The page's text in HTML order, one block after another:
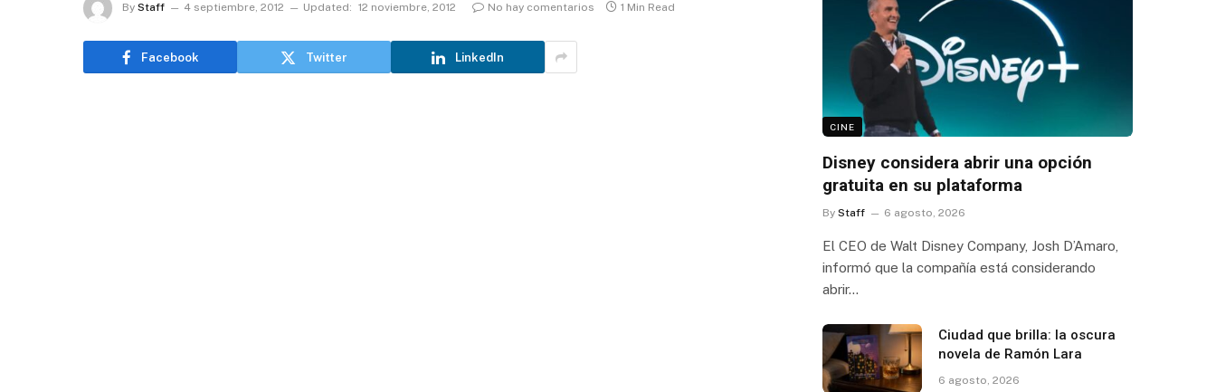
By Staff 4 septiembre, 2012 Updated: 12 noviembre, 2012 No hay comentarios 1 Min Read
Facebook Twitter LinkedIn
CINE
Disney considera abrir una opción
gratuita en su plataforma
By Staff 6 agosto, 2026
El CEO de Walt Disney Company, Josh D’Amaro,
informó que la compañía está considerando
abrir…
Ciudad que brilla: la oscura
novela de Ramón Lara
6 agosto, 2026